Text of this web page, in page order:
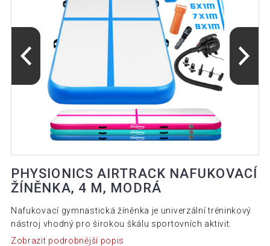
PHYSIONICS AIRTRACK NAFUKOVACÍ
ŽÍNĚNKA, 4 M, MODRÁ
Nafukovací gymnastická žíněnka je univerzální tréninkový
nástroj vhodný pro širokou škálu sportovních aktivit.
Zobrazit podrobnější popis